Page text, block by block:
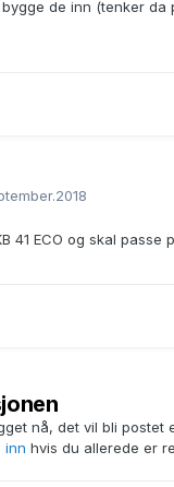
de inn (tenker da
41 ECO og skal passe
nå, det vil bli postet
inn hvis du allerede er